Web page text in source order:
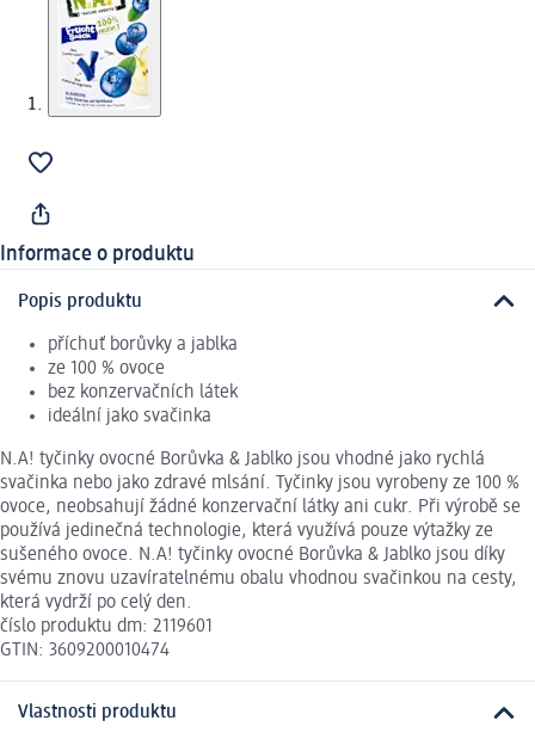
Informace o produktu
Popis produktu
příchuť borůvky a jablka
ze 100 % ovoce
bez konzervačních látek
ideální jako svačinka
N.A! tyčinky ovocné Borůvka & Jablko jsou vhodné jako rychlá
svačinka nebo jako zdravé mlsání. Tyčinky jsou vyrobeny ze 100 %
ovoce, neobsahují žádné konzervační látky ani cukr. Při výrobě se
používá jedinečná technologie, která využívá pouze výtažky ze
sušeného ovoce. N.A! tyčinky ovocné Borůvka & Jablko jsou díky
svému znovu uzavíratelnému obalu vhodnou svačinkou na cesty,
která vydrží po celý den.
číslo produktu dm: 2119601
GTIN: 3609200010474
Vlastnosti produktu